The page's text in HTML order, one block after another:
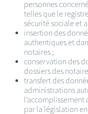
personnes
telles que le
sécurité sociale et
insertion des
authentiques et
notaires ;
conservation des
dossiers des
transfert des
administrations
par la législation